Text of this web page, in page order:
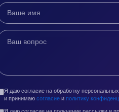
Я даю согласие на обработку
и принимаю согласие и политику